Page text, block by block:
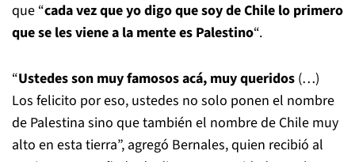
que “cada vez que yo digo que soy de Chile lo primero
que se les viene a la mente es Palestino“.
“Ustedes son muy famosos acá, muy queridos (…)
Los felicito por eso, ustedes no solo ponen el nombre
de Palestina sino que también el nombre de Chile muy
alto en esta tierra”, agregó Bernales, quien recibió al